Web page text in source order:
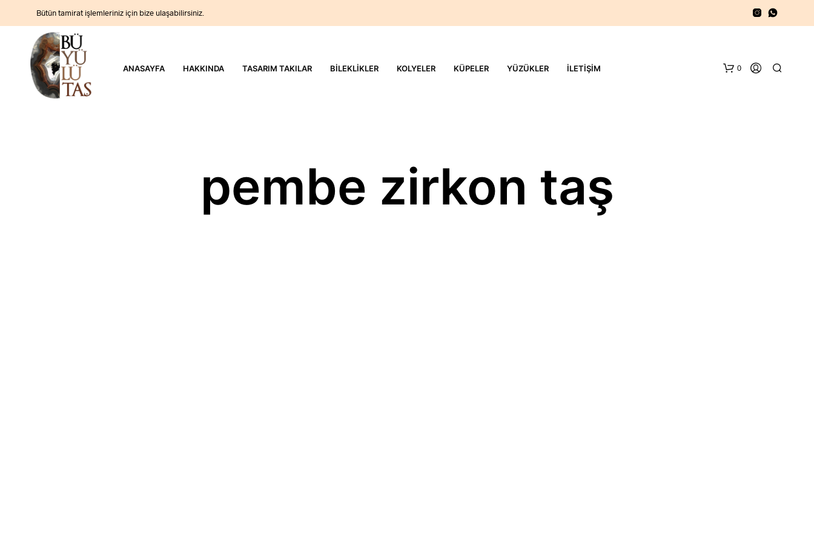
Bütün tamirat işlemleriniz için bize ulaşabilirsiniz.
ANASAYFA HAKKINDA TASARIM TAKILAR BILEKLIKLER KOLYELER KÜPELER YÜZÜKLER İLETIŞIM 0
pembe zirkon taş